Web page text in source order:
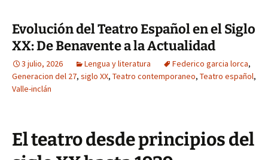
Evolución del Teatro Español en el Siglo
XX: De Benavente a la Actualidad
3 julio, 2026 Lengua y literatura Federico garcia lorca,
Generacion del 27, siglo XX, Teatro contemporaneo, Teatro español,
Valle-inclán
El teatro desde principios del